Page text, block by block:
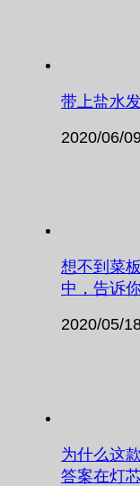
带上盐水
2020/06/
想不到菜
中，告诉
2020/05/
为什么这
答案在灯